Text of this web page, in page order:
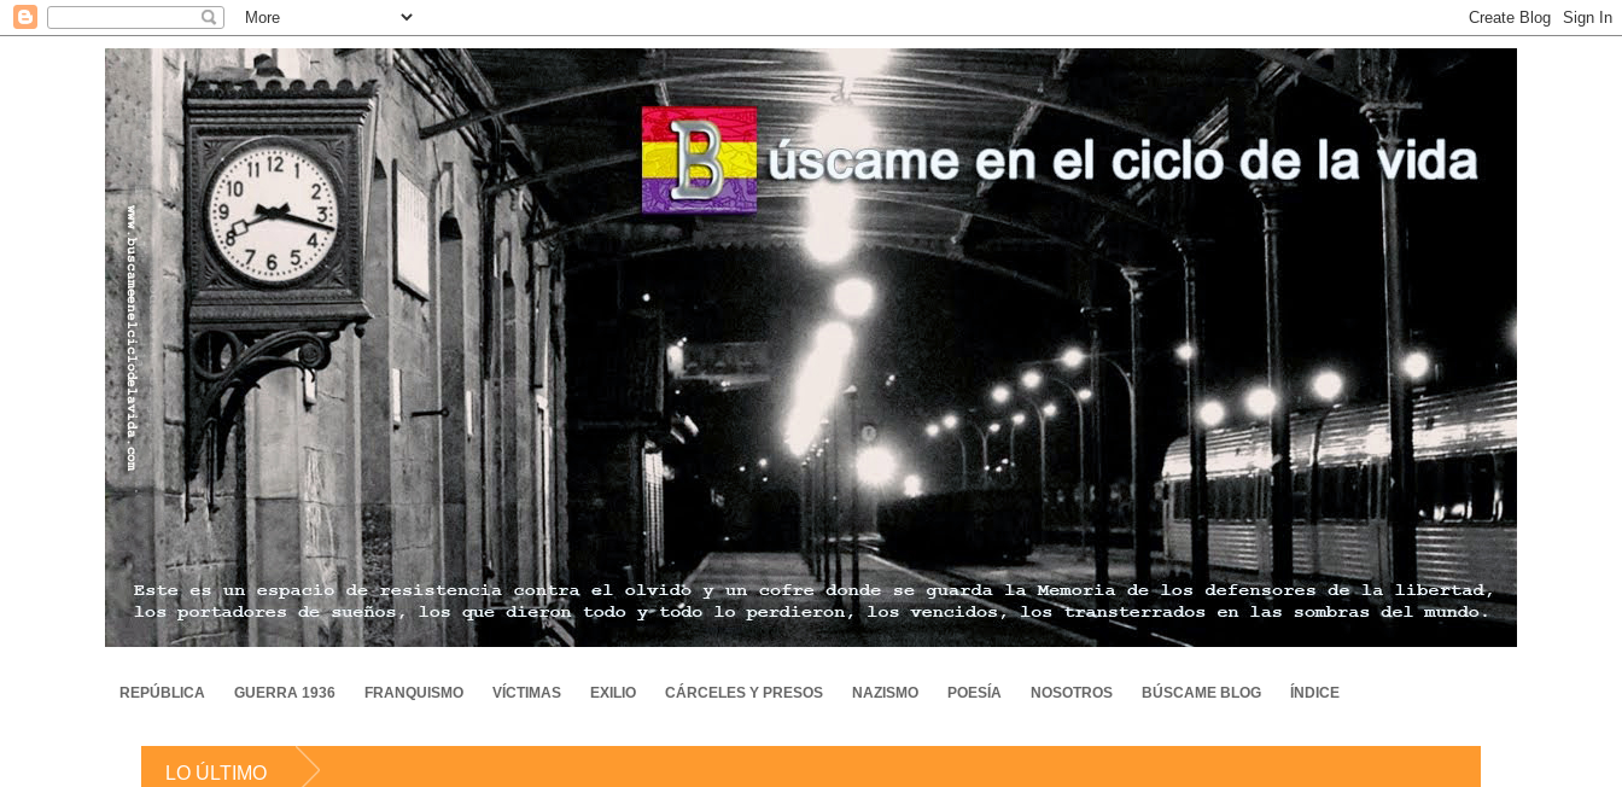
REPÚBLICA GUERRA 1936 FRANQUISMO VÍCTIMAS EXILIO CÁRCELES Y PRESOS NAZISMO POESÍA NOSOTROS BÚSCAME BLOG ÍNDICE
LO ÚLTIMO